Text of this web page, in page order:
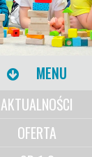
MENU
AKTUALNOŚCI
OFERTA